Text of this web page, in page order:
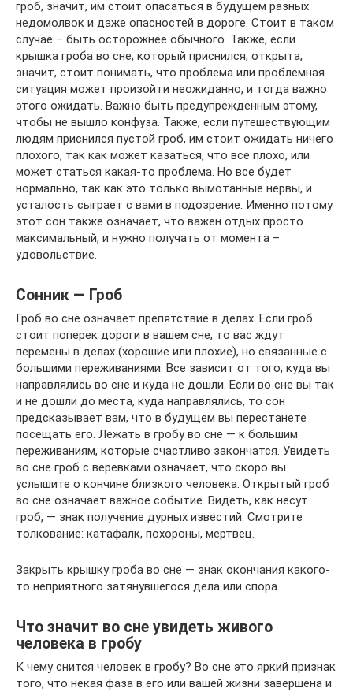
гроб, значит, им стоит опасаться в будущем разных
недомолвок и даже опасностей в дороге. Стоит в таком
случае – быть осторожнее обычного. Также, если
крышка гроба во сне, который приснился, открыта,
значит, стоит понимать, что проблема или проблемная
ситуация может произойти неожиданно, и тогда важно
этого ожидать. Важно быть предупрежденным этому,
чтобы не вышло конфуза. Также, если путешествующим
людям приснился пустой гроб, им стоит ожидать ничего
плохого, так как может казаться, что все плохо, или
может статься какая-то проблема. Но все будет
нормально, так как это только вымотанные нервы, и
усталость сыграет с вами в подозрение. Именно потому
этот сон также означает, что важен отдых просто
максимальный, и нужно получать от момента –
удовольствие.
Сонник — Гроб
Гроб во сне означает препятствие в делах. Если гроб
стоит поперек дороги в вашем сне, то вас ждут
перемены в делах (хорошие или плохие), но связанные с
большими переживаниями. Все зависит от того, куда вы
направлялись во сне и куда не дошли. Если во сне вы так
и не дошли до места, куда направлялись, то сон
предсказывает вам, что в будущем вы перестанете
посещать его. Лежать в гробу во сне — к большим
переживаниям, которые счастливо закончатся. Увидеть
во сне гроб с веревками означает, что скоро вы
услышите о кончине близкого человека. Открытый гроб
во сне означает важное событие. Видеть, как несут
гроб, — знак получение дурных известий. Смотрите
толкование: катафалк, похороны, мертвец.
Закрыть крышку гроба во сне — знак окончания какого-
то неприятного затянувшегося дела или спора.
Что значит во сне увидеть живого
человека в гробу
К чему снится человек в гробу? Во сне это яркий признак
того, что некая фаза в его или вашей жизни завершена и